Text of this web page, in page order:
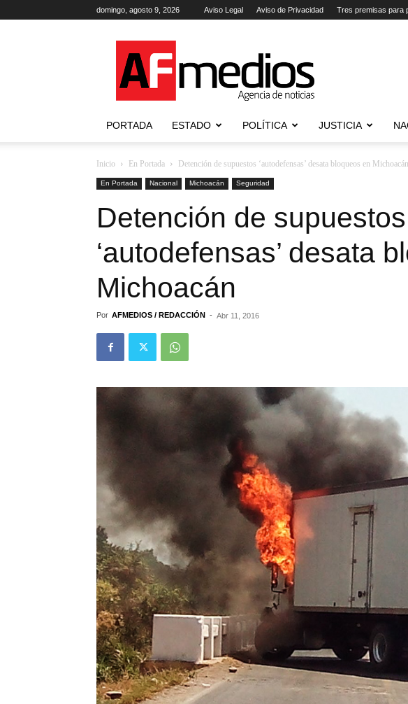
domingo, agosto 9, 2026 Aviso Legal Aviso de Privacidad Tres premisas para
Agencia
de
Noticias
PORTADA ESTADO POLÍTICA JUSTICIA
Inicio En Portada Detención de supuestos ‘autodefensas’ desata bloqueos en Michoacán
En Portada Nacional Michoacán Seguridad
Detención de supuestos
‘autodefensas’ desata
Michoacán
Por AFMEDIOS / REDACCIÓN - Abr 11, 2016